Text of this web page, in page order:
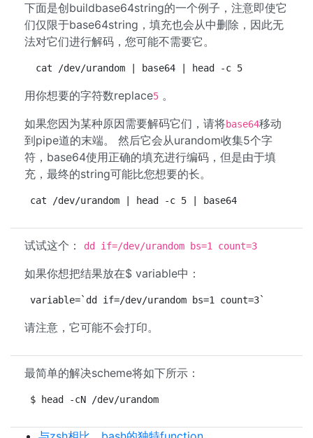
下面是创buildbase64string的一个例子，注意即使它
们仅限于base64string，填充也会从中删除，因此无
法对它们进行解码，您可能不需要它。
cat /dev/urandom | base64 | head -c 5
用你想要的字符数replace5 。
如果您因为某种原因需要解码它们，请将base64移动
到pipe道的末端。 然后它会从urandom收集5个字
符，base64使用正确的填充进行编码，但是由于填
充，最终的string可能比您想要的长。
cat /dev/urandom | head -c 5 | base64
试试这个： dd if=/dev/urandom bs=1 count=3
如果你想把结果放在$ variable中：
variable=`dd if=/dev/urandom bs=1 count=3`
请注意，它可能不会打印。
最简单的解决scheme将如下所示：
$ head -cN /dev/urandom